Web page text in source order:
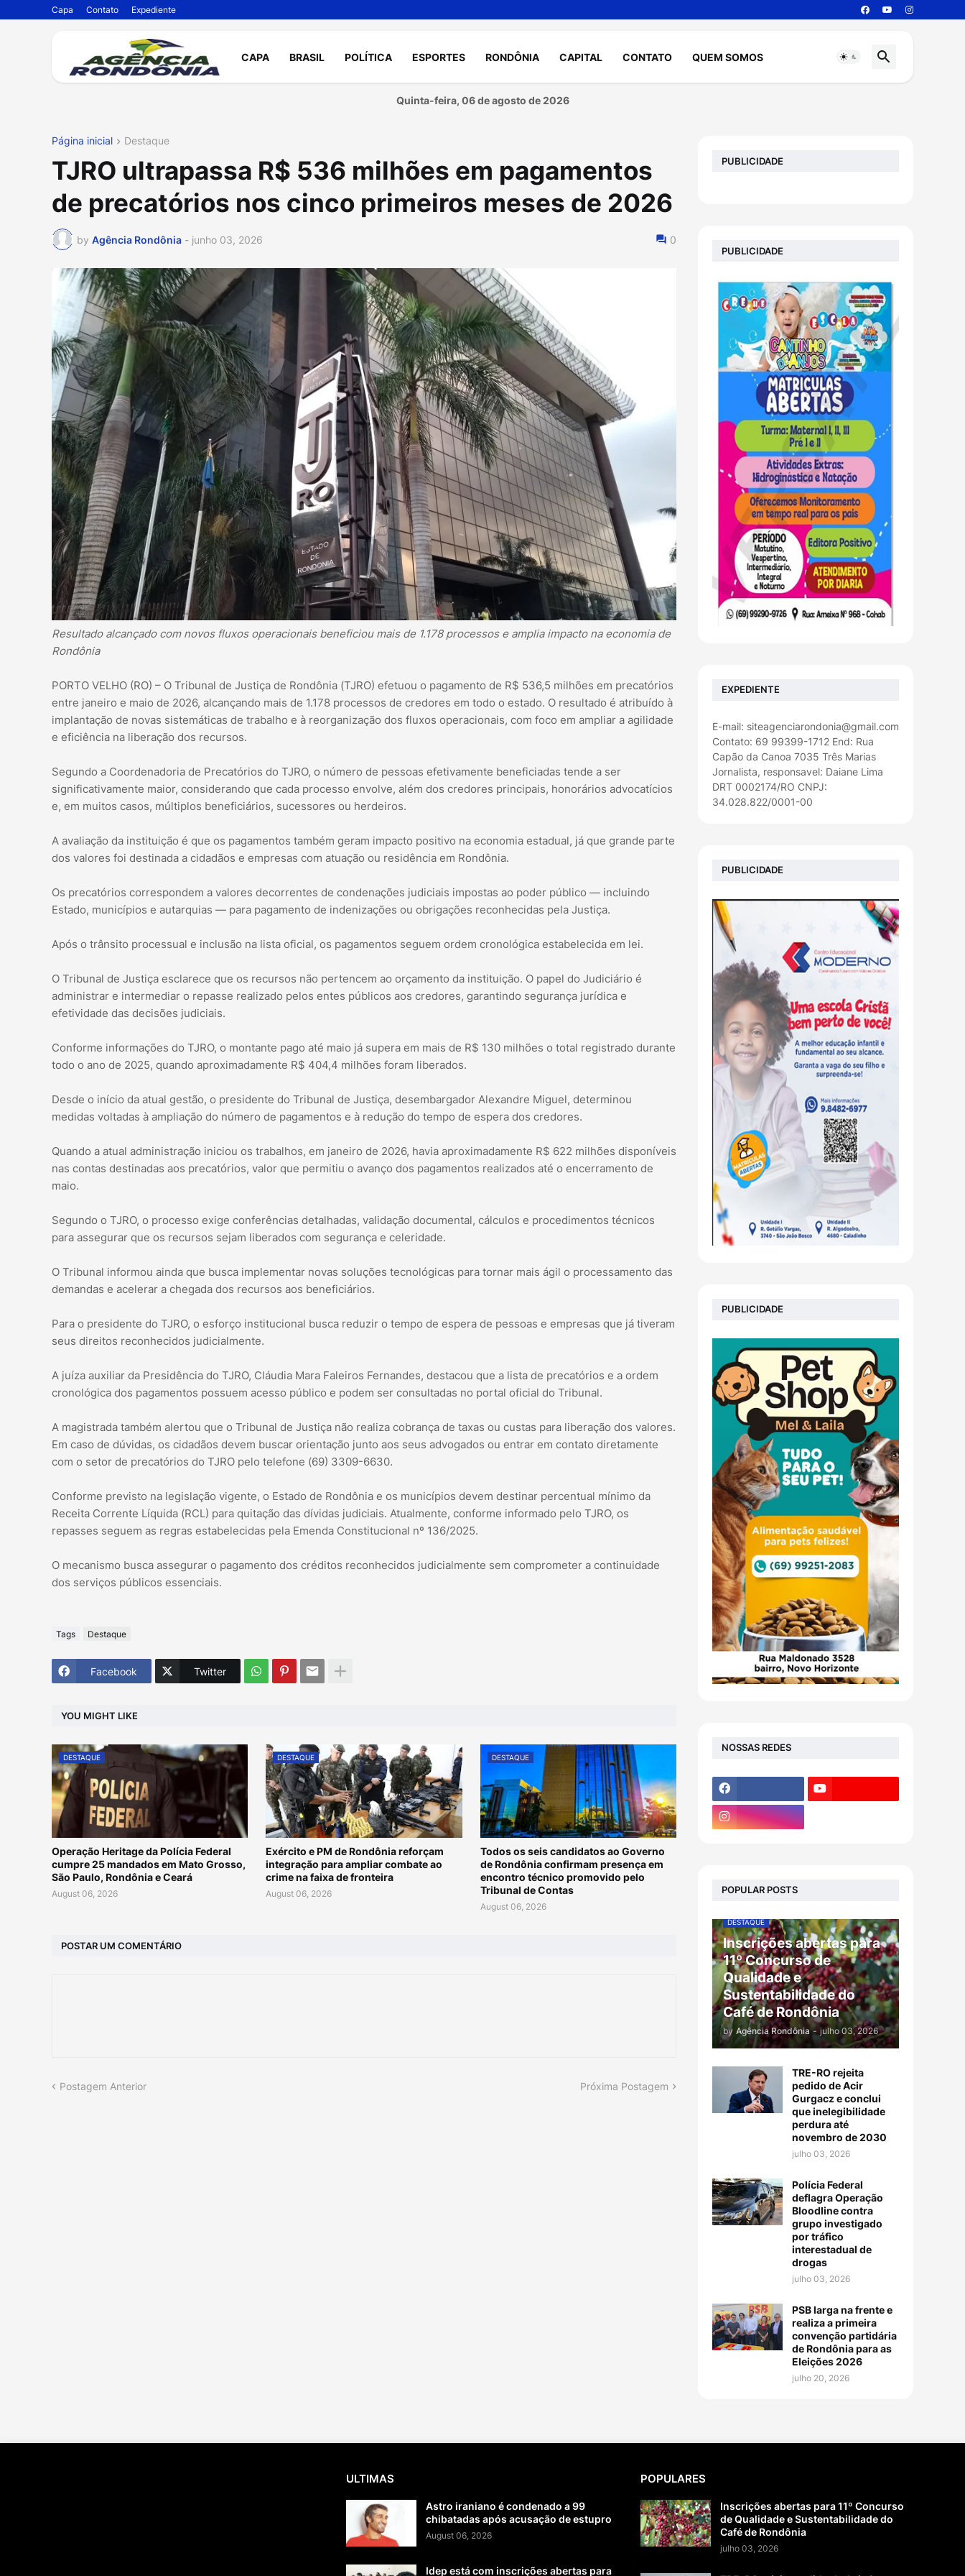
Capa Contato Expediente
CAPA BRASIL POLÍTICA ESPORTES RONDÔNIA CAPITAL CONTATO QUEM SOMOS
Quinta-feira, 06 de agosto de 2026
Página inicial Destaque
TJRO ultrapassa R$ 536 milhões em pagamentos
de precatórios nos cinco primeiros meses de 2026
by Agência Rondônia - junho 03, 2026 0
Resultado alcançado com novos fluxos operacionais beneficiou mais de 1.178 processos e amplia impacto na economia de
Rondônia
PORTO VELHO (RO) – O Tribunal de Justiça de Rondônia (TJRO) efetuou o pagamento de R$ 536,5 milhões em precatórios
entre janeiro e maio de 2026, alcançando mais de 1.178 processos de credores em todo o estado. O resultado é atribuído à
implantação de novas sistemáticas de trabalho e à reorganização dos fluxos operacionais, com foco em ampliar a agilidade
e eficiência na liberação dos recursos.
Segundo a Coordenadoria de Precatórios do TJRO, o número de pessoas efetivamente beneficiadas tende a ser
significativamente maior, considerando que cada processo envolve, além dos credores principais, honorários advocatícios
e, em muitos casos, múltiplos beneficiários, sucessores ou herdeiros.
A avaliação da instituição é que os pagamentos também geram impacto positivo na economia estadual, já que grande parte
dos valores foi destinada a cidadãos e empresas com atuação ou residência em Rondônia.
Os precatórios correspondem a valores decorrentes de condenações judiciais impostas ao poder público — incluindo
Estado, municípios e autarquias — para pagamento de indenizações ou obrigações reconhecidas pela Justiça.
Após o trânsito processual e inclusão na lista oficial, os pagamentos seguem ordem cronológica estabelecida em lei.
O Tribunal de Justiça esclarece que os recursos não pertencem ao orçamento da instituição. O papel do Judiciário é
administrar e intermediar o repasse realizado pelos entes públicos aos credores, garantindo segurança jurídica e
efetividade das decisões judiciais.
Conforme informações do TJRO, o montante pago até maio já supera em mais de R$ 130 milhões o total registrado durante
todo o ano de 2025, quando aproximadamente R$ 404,4 milhões foram liberados.
Desde o início da atual gestão, o presidente do Tribunal de Justiça, desembargador Alexandre Miguel, determinou
medidas voltadas à ampliação do número de pagamentos e à redução do tempo de espera dos credores.
Quando a atual administração iniciou os trabalhos, em janeiro de 2026, havia aproximadamente R$ 622 milhões disponíveis
nas contas destinadas aos precatórios, valor que permitiu o avanço dos pagamentos realizados até o encerramento de
maio.
Segundo o TJRO, o processo exige conferências detalhadas, validação documental, cálculos e procedimentos técnicos
para assegurar que os recursos sejam liberados com segurança e celeridade.
O Tribunal informou ainda que busca implementar novas soluções tecnológicas para tornar mais ágil o processamento das
demandas e acelerar a chegada dos recursos aos beneficiários.
Para o presidente do TJRO, o esforço institucional busca reduzir o tempo de espera de pessoas e empresas que já tiveram
seus direitos reconhecidos judicialmente.
A juíza auxiliar da Presidência do TJRO, Cláudia Mara Faleiros Fernandes, destacou que a lista de precatórios e a ordem
cronológica dos pagamentos possuem acesso público e podem ser consultadas no portal oficial do Tribunal.
A magistrada também alertou que o Tribunal de Justiça não realiza cobrança de taxas ou custas para liberação dos valores.
Em caso de dúvidas, os cidadãos devem buscar orientação junto aos seus advogados ou entrar em contato diretamente
com o setor de precatórios do TJRO pelo telefone (69) 3309-6630.
Conforme previsto na legislação vigente, o Estado de Rondônia e os municípios devem destinar percentual mínimo da
Receita Corrente Líquida (RCL) para quitação das dívidas judiciais. Atualmente, conforme informado pelo TJRO, os
repasses seguem as regras estabelecidas pela Emenda Constitucional nº 136/2025.
O mecanismo busca assegurar o pagamento dos créditos reconhecidos judicialmente sem comprometer a continuidade
dos serviços públicos essenciais.
Tags Destaque
Facebook Twitter
YOU MIGHT LIKE
DESTAQUE
Operação Heritage da Polícia Federal
cumpre 25 mandados em Mato Grosso,
São Paulo, Rondônia e Ceará
August 06, 2026
DESTAQUE
Exército e PM de Rondônia reforçam
integração para ampliar combate ao
crime na faixa de fronteira
August 06, 2026
DESTAQUE
Todos os seis candidatos ao Governo
de Rondônia confirmam presença em
encontro técnico promovido pelo
Tribunal de Contas
August 06, 2026
POSTAR UM COMENTÁRIO
Postagem Anterior Próxima Postagem
PUBLICIDADE
PUBLICIDADE
EXPEDIENTE
E-mail: siteagenciarondonia@gmail.com
Contato: 69 99399-1712 End: Rua
Capão da Canoa 7035 Três Marias
Jornalista, responsavel: Daiane Lima
DRT 0002174/RO CNPJ:
34.028.822/0001-00
PUBLICIDADE
PUBLICIDADE
NOSSAS REDES
POPULAR POSTS
DESTAQUE
Inscrições abertas para
11º Concurso de
Qualidade e
Sustentabilidade do
Café de Rondônia
by Agência Rondônia - julho 03, 2026
TRE-RO rejeita
pedido de Acir
Gurgacz e conclui
que inelegibilidade
perdura até
novembro de 2030
julho 03, 2026
Polícia Federal
deflagra Operação
Bloodline contra
grupo investigado
por tráfico
interestadual de
drogas
julho 03, 2026
PSB larga na frente e
realiza a primeira
convenção partidária
de Rondônia para as
Eleições 2026
julho 20, 2026
ULTIMAS
Astro iraniano é condenado a 99
chibatadas após acusação de estupro
August 06, 2026
Idep está com inscrições abertas para
POPULARES
Inscrições abertas para 11º Concurso
de Qualidade e Sustentabilidade do
Café de Rondônia
julho 03, 2026